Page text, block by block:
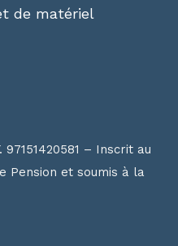
de matériel
97151420581 – Inscrit au
Pension et soumis à la